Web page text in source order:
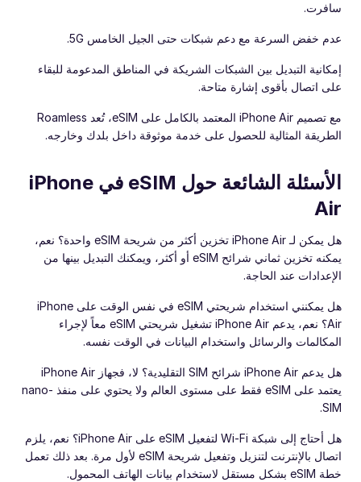
سافرت.
عدم خفض السرعة مع دعم شبكات حتى الجيل الخامس 5G.
إمكانية التبديل بين الشبكات الشريكة في المناطق المدعومة للبقاء
على اتصال بأقوى إشارة متاحة.
مع تصميم iPhone Air المعتمد بالكامل على eSIM، تُعد Roamless
الطريقة المثالية للحصول على خدمة موثوقة داخل بلدك وخارجه.
الأسئلة الشائعة حول eSIM في iPhone
Air
هل يمكن لـ iPhone Air تخزين أكثر من شريحة eSIM واحدة؟ نعم،
يمكنه تخزين ثماني شرائح eSIM أو أكثر، ويمكنك التبديل بينها من
الإعدادات عند الحاجة.
هل يمكنني استخدام شريحتي eSIM في نفس الوقت على iPhone
Air؟ نعم، يدعم iPhone Air تشغيل شريحتي eSIM معاً لإجراء
المكالمات والرسائل واستخدام البيانات في الوقت نفسه.
هل يدعم iPhone Air شرائح SIM التقليدية؟ لا، فجهاز iPhone Air
يعتمد على eSIM فقط على مستوى العالم ولا يحتوي على منفذ nano-
SIM.
هل أحتاج إلى شبكة Wi-Fi لتفعيل eSIM على iPhone Air؟ نعم، يلزم
اتصال بالإنترنت لتنزيل وتفعيل شريحة eSIM لأول مرة. بعد ذلك تعمل
خطة eSIM بشكل مستقل لاستخدام بيانات الهاتف المحمول.